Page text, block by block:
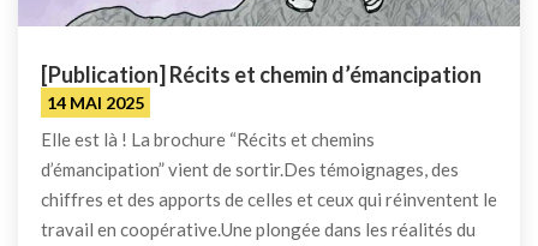
[Publication] Récits et chemin d’émancipation
14 MAI 2025
Elle est là ! La brochure “Récits et chemins
d’émancipation” vient de sortir.Des témoignages, des
chiffres et des apports de celles et ceux qui réinventent le
travail en coopérative.Une plongée dans les réalités du